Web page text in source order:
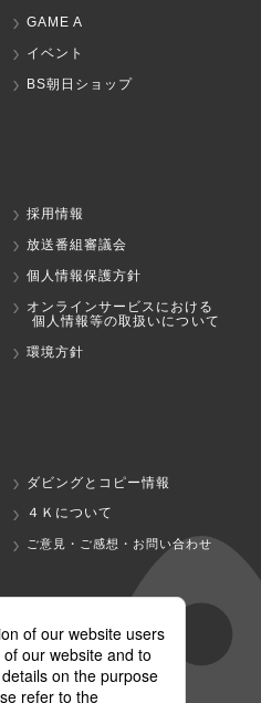
GAME A
イベント
BS朝日ショップ
採用情報
放送番組審議会
個人情報保護方針
オンラインサービスにおける
個人情報等の取扱いについて
環境方針
ダビングとコピー情報
４Ｋについて
ご意見・ご感想・お問い合わせ
テレ朝チャンネル